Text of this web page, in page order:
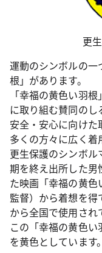
更
運動のシンボルの一
根」があります。
「幸福の黄色い羽
に取り組む賛同の
安全・安心に向け
多くの方々に広く着
更生保護のシンボ
期を終え出所した男
た映画「幸福の黄
監督）から着想を
から全国で使用され
この「幸福の黄色
を黄色としています。